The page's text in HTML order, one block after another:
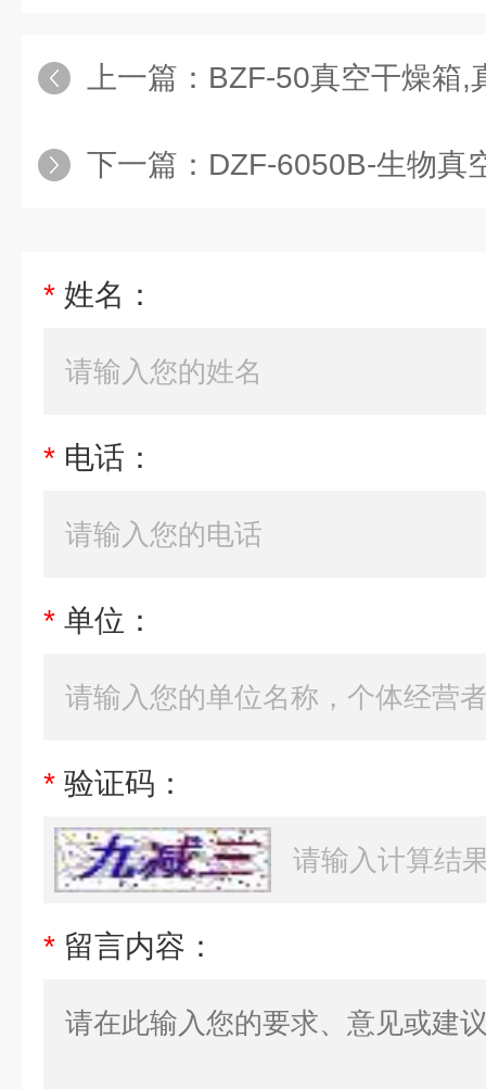
上一篇： BZF-50真空干燥箱,
下一篇： DZF-6050B-生物真
* 姓名：
* 电话：
* 单位：
* 验证码：
* 留言内容：